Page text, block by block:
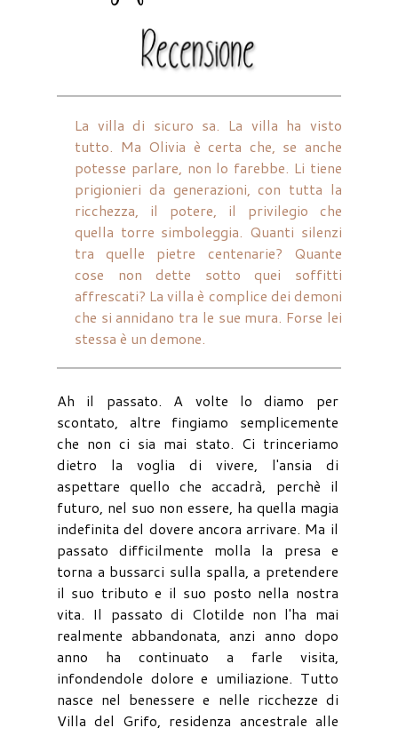
La villa di sicuro sa. La villa ha visto
tutto. Ma Olivia è certa che, se anche
potesse parlare, non lo farebbe. Li tiene
prigionieri da generazioni, con tutta la
ricchezza, il potere, il privilegio che
quella torre simboleggia. Quanti silenzi
tra quelle pietre centenarie? Quante
cose non dette sotto quei soffitti
affrescati? La villa è complice dei demoni
che si annidano tra le sue mura. Forse lei
stessa è un demone.
Ah il passato. A volte lo diamo per
scontato, altre fingiamo semplicemente
che non ci sia mai stato. Ci trinceriamo
dietro la voglia di vivere, l'ansia di
aspettare quello che accadrà, perchè il
futuro, nel suo non essere, ha quella magia
indefinita del dovere ancora arrivare. Ma il
passato difficilmente molla la presa e
torna a bussarci sulla spalla, a pretendere
il suo tributo e il suo posto nella nostra
vita. Il passato di Clotilde non l'ha mai
realmente abbandonata, anzi anno dopo
anno ha continuato a farle visita,
infondendole dolore e umiliazione. Tutto
nasce nel benessere e nelle ricchezze di
Villa del Grifo, residenza ancestrale alle